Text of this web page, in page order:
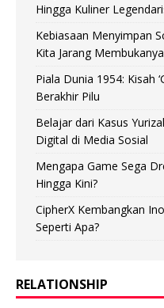
Hingga Kuliner
Kebiasaan Menyimpan
Kita Jarang
Piala Dunia 1954: Kisah
Berakhir Pilu
Belajar dari Kasus
Digital di Media Sosial
Mengapa Game Sega
Hingga Kini?
CipherX Kembangkan
Seperti Apa?
RELATIONSHIP